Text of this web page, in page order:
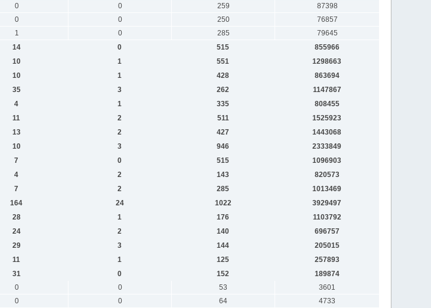
0 0 259
87398
0 0 250
76857
1 0 285
79645
14 0 515
855966
10 1 551
1298663
10 1 428
863694
35 3 262
1147867
4 1 335
808455
11 2 511
1525923
13 2 427
1443068
10 3 946
2333849
7 0 515
1096903
4 2 143
820573
7 2 285
1013469
164 24 1022
3929497
28 1 176
1103792
24 2 140
696757
29 3 144
205015
11 1 125
257893
31 0 152
189874
0 0 53
3601
0 0 64
4733